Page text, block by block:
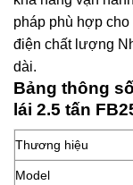
pháp phù hợp
điện chất lượng
dài.
Bảng thông
lái 2.5 tấn
Thương hiệu
Model